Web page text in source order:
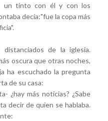
un tinto con él y con los
decía:"fue la copa más
de la iglesia.
oscura que otras noches,
ha escuchado la pregunta
de su casa:
¿hay más noticias? ¿Sabe
decir de quien se hablaba.